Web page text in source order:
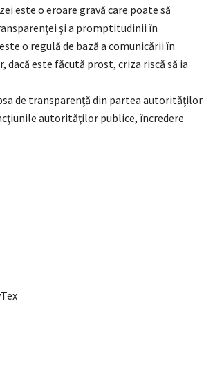
este o eroare gravă care poate să
şi a promptitudinii în
o regulă de bază a comunicării în
dacă este făcută prost, criza riscă să ia
de transparenţă din partea autorităţilor
autorităţilor publice, încredere